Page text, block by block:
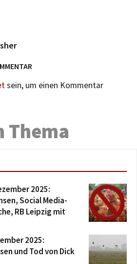
sein, um einen Kommentar
Thema
2025:
Social Media-
RB Leipzig mit
2025:
und Tod von Dick